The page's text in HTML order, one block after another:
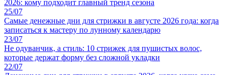
2026: кому подходит главный тренд сезона
25/07
Самые денежные дни для стрижки в августе 2026 года: когда
записаться к мастеру по лунному календарю
23/07
Не одуванчик, а стиль: 10 стрижек для пушистых волос,
которые держат форму без сложной укладки
22/07